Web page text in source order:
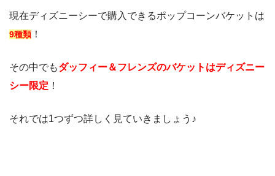
現在ディズニーシーで購入できるポップコーンバケットは
9種類 ！
その中でもダッフィー＆フレンズのバケットはディズニー
シー限定 ！
それでは1つずつ詳しく見ていきましょう♪